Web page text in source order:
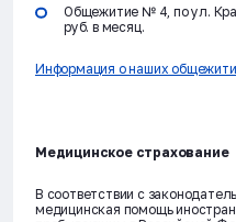
Общежитие № 4, по ул.
руб. в месяц.
Информация о наших
Медицинское страхование
В соответствии с
медицинская помощь